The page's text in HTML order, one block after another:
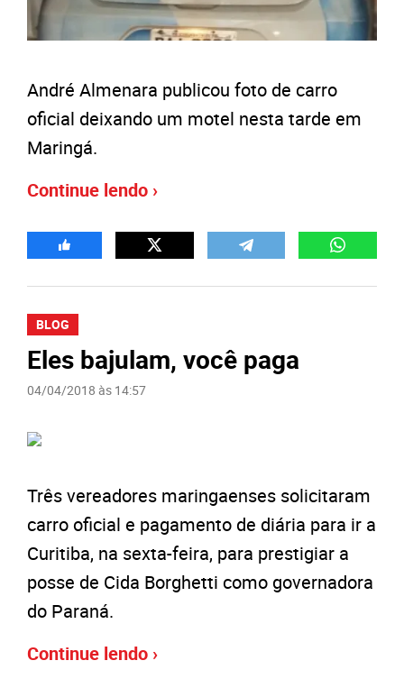
André Almenara publicou foto de carro
oficial deixando um motel nesta tarde em
Maringá.
Continue lendo ›
BLOG
Eles bajulam, você paga
04/04/2018 às 14:57
Três vereadores maringaenses solicitaram
carro oficial e pagamento de diária para ir a
Curitiba, na sexta-feira, para prestigiar a
posse de Cida Borghetti como governadora
do Paraná.
Continue lendo ›